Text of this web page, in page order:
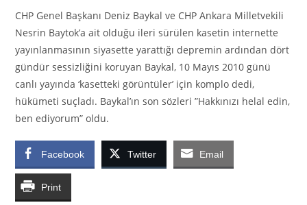
CHP Genel Başkanı Deniz Baykal ve CHP Ankara Milletvekili
Nesrin Baytok’a ait olduğu ileri sürülen kasetin internette
yayınlanmasının siyasette yarattığı depremin ardından dört
gündür sessizliğini koruyan Baykal, 10 Mayıs 2010 günü
canlı yayında ‘kasetteki görüntüler’ için komplo dedi,
hükümeti suçladı. Baykal’ın son sözleri ”Hakkınızı helal edin,
ben ediyorum” oldu.
Facebook Twitter Email
Print